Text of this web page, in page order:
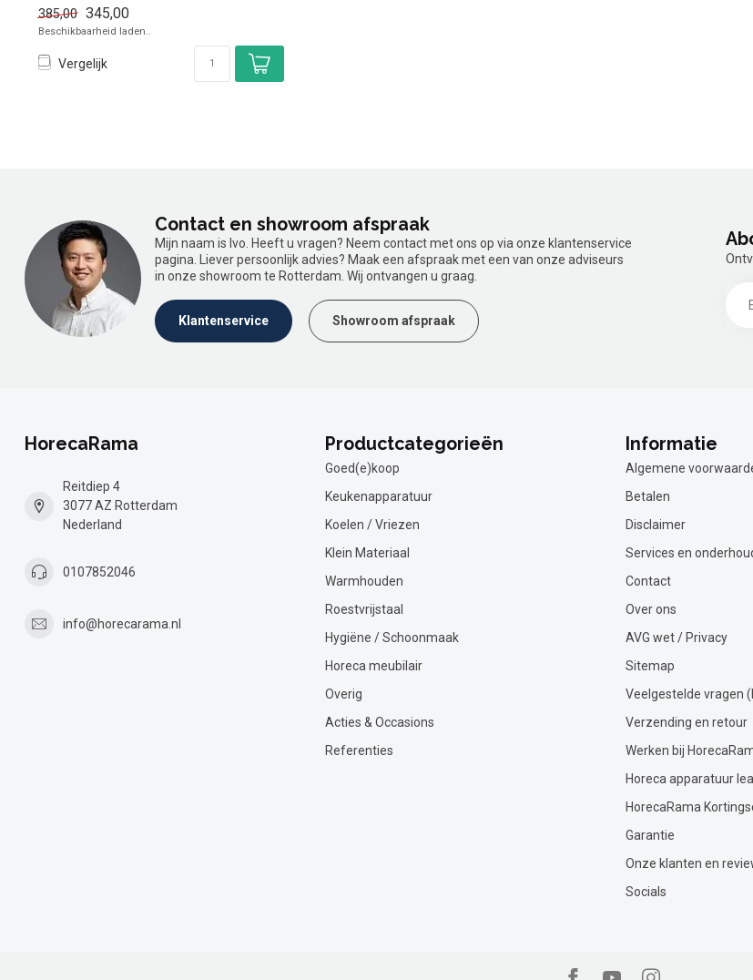
385,00 345,00
Beschikbaarheid laden..
Vergelijk
Contact en showroom afspraak
Mijn naam is Ivo. Heeft u vragen? Neem contact met ons op via onze klantenservice
pagina. Liever persoonlijk advies? Maak een afspraak met een van onze adviseurs
in onze showroom te Rotterdam. Wij ontvangen u graag.
Klantenservice Showroom afspraak
HorecaRama
Reitdiep 4
3077 AZ Rotterdam
Nederland
0107852046
info@horecarama.nl
Productcategorieën
Goed(e)koop
Keukenapparatuur
Koelen / Vriezen
Klein Materiaal
Warmhouden
Roestvrijstaal
Hygiëne / Schoonmaak
Horeca meubilair
Overig
Acties & Occasions
Referenties
Informatie
Algemene
Betalen
Disclaimer
Services en
Contact
Over ons
AVG wet / Privacy
Sitemap
Veelgestelde vragen
Verzending en retour
Werken bij
Horeca apparatuur
HorecaRama
Garantie
Onze klanten en
Socials